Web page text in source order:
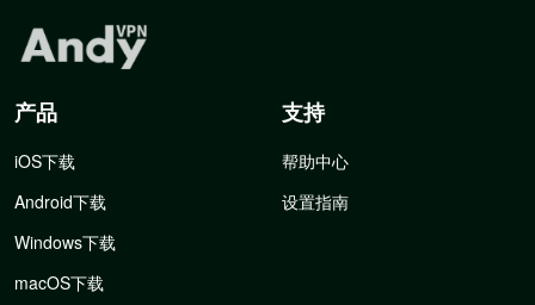
产品
iOS下载
Android下载
Windows下载
macOS下载
支持
帮助中心
设置指南